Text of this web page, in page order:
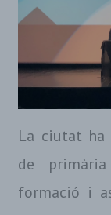
La ciutat ha
de
formació i